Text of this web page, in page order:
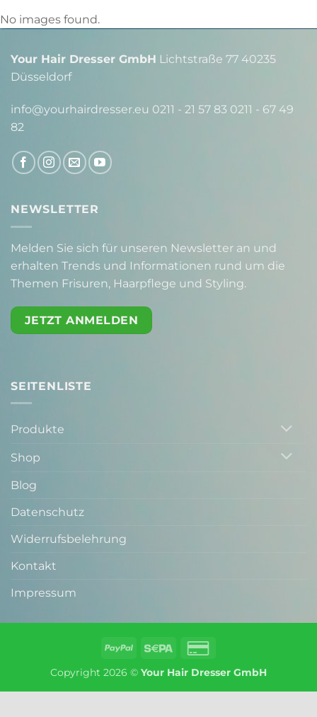
No images found.
Your Hair Dresser GmbH Lichtstraße 77 40235
Düsseldorf
info@yourhairdresser.eu 0211 - 21 57 83 0211 - 67 49
82
NEWSLETTER
Melden Sie sich für unseren Newsletter an und
erhalten Trends und Informationen rund um die
Themen Frisuren, Haarpflege und Styling.
JETZT ANMELDEN
SEITENLISTE
Produkte
Shop
Blog
Datenschutz
Widerrufsbelehrung
Kontakt
Impressum
PayPal Sepa
2
Copyright 2026 © Your Hair Dresser GmbH